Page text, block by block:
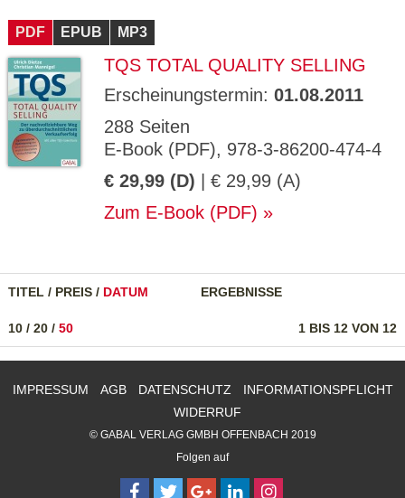
PDF EPUB MP3
TQS TOTAL QUALITY SELLING
Erscheinungstermin: 01.08.2011
288 Seiten
E-Book (PDF), 978-3-86200-474-4
€ 29,99 (D) | € 29,99 (A)
Zum E-Book (PDF)
TITEL / PREIS / DATUM ERGEBNISSE
1 BIS 12 VON 12
10 / 20 / 50
IMPRESSUM AGB DATENSCHUTZ
INFORMATIONSPFLICHT
WIDERRUF
© GABAL VERLAG GMBH OFFENBACH 2019
Folgen auf